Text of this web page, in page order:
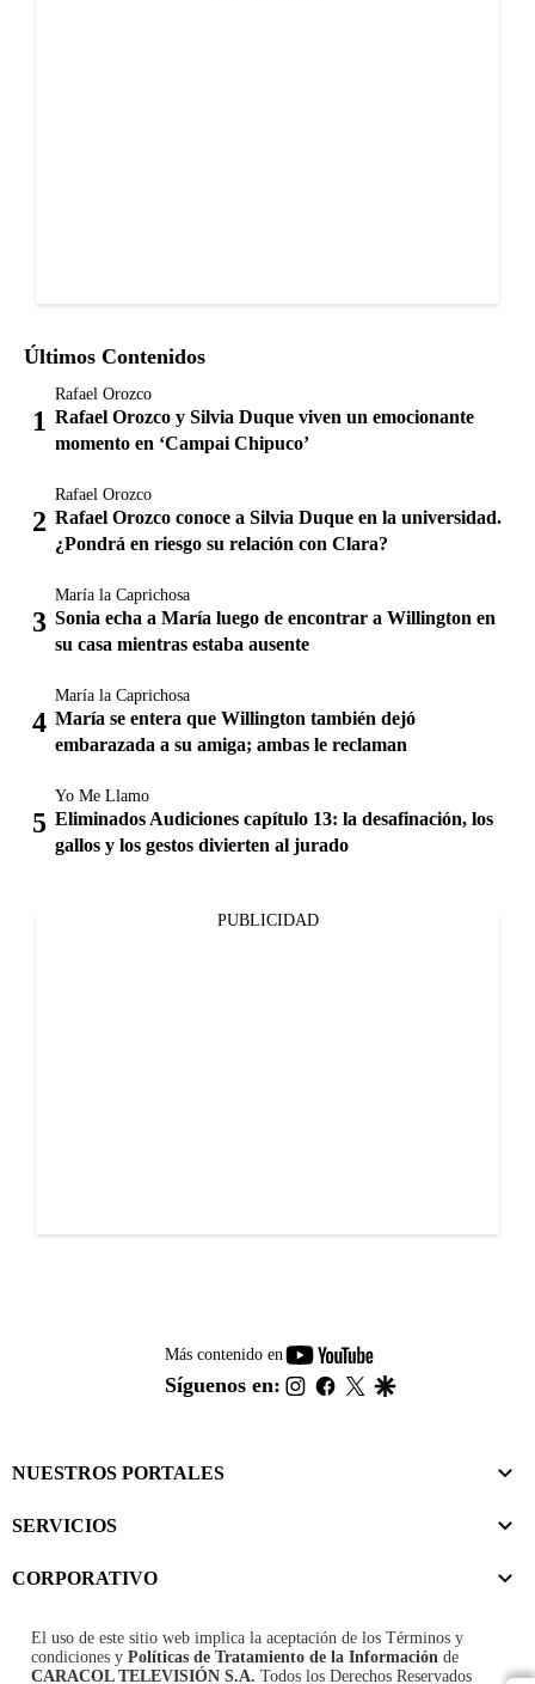
Últimos Contenidos
Rafael Orozco
Rafael Orozco y Silvia Duque viven un emocionante
momento en ‘Campai Chipuco’
Rafael Orozco
Rafael Orozco conoce a Silvia Duque en la universidad.
¿Pondrá en riesgo su relación con Clara?
María la Caprichosa
Sonia echa a María luego de encontrar a Willington en
su casa mientras estaba ausente
María la Caprichosa
María se entera que Willington también dejó
embarazada a su amiga; ambas le reclaman
Yo Me Llamo
Eliminados Audiciones capítulo 13: la desafinación, los
gallos y los gestos divierten al jurado
PUBLICIDAD
Más contenido en
youtube-
footer
Síguenos en: instagram
facebook
twitter
NUESTROS PORTALES
SERVICIOS
CORPORATIVO
El uso de este sitio web implica la aceptación de los Términos y
condiciones y Políticas de Tratamiento de la Información de
CARACOL TELEVISIÓN S.A. Todos los Derechos Reservados